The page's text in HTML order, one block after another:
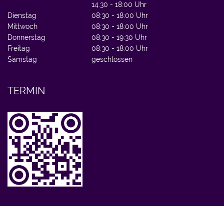
14.30 - 18:00 Uhr
Dienstag
08:30 - 18:00 Uhr
Mittwoch
08:30 - 18:00 Uhr
Donnerstag
08:30 - 19:30 Uhr
Freitag
08:30 - 18:00 Uhr
Samstag
geschlossen
TERMIN